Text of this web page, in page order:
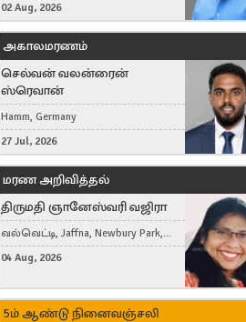
02 Aug, 2026
அகாலமரணம்
செல்வன் வலன்ரைன்
ஸ்ரெவான்
Hamm, Germany
27 Jul, 2026
மரண அறிவித்தல்
திருமதி ஞானேஸ்வரி வஜிரா
வல்வெட்டி, Jaffna, Newbury Park,
United Kingdom
04 Aug, 2026
5ம் ஆண்டு நினைவஞ்சலி